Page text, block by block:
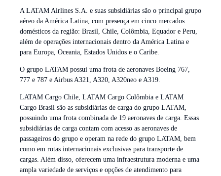
A LATAM Airlines S.A. e suas subsidiárias são o principal grupo
aéreo da América Latina, com presença em cinco mercados
domésticos da região: Brasil, Chile, Colômbia, Equador e Peru,
além de operações internacionais dentro da América Latina e
para Europa, Oceania, Estados Unidos e o Caribe.
O grupo LATAM possui uma frota de aeronaves Boeing 767,
777 e 787 e Airbus A321, A320, A320neo e A319.
LATAM Cargo Chile, LATAM Cargo Colômbia e LATAM
Cargo Brasil são as subsidiárias de carga do grupo LATAM,
possuindo uma frota combinada de 19 aeronaves de carga. Essas
subsidiárias de carga contam com acesso as aeronaves de
passageiros do grupo e operam na rede do grupo LATAM, bem
como em rotas internacionais exclusivas para transporte de
cargas. Além disso, oferecem uma infraestrutura moderna e uma
ampla variedade de serviços e opções de atendimento para